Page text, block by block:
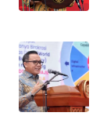
JATENG
WN
NUSANTARA